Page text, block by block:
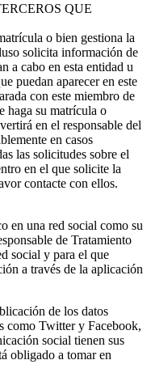
QUE
o bien gestiona la
solicita información de
a cabo en esta entidad u
puedan aparecer en este
con este miembro de
haga su matrícula o
en el responsable del
en casos
las solicitudes sobre el
en el que solicite la
contacte con ellos.
en una red social como su
de Tratamiento
social y para el que
a través de la aplicación
de los datos
como Twitter y Facebook,
social tienen sus
obligado a tomar en